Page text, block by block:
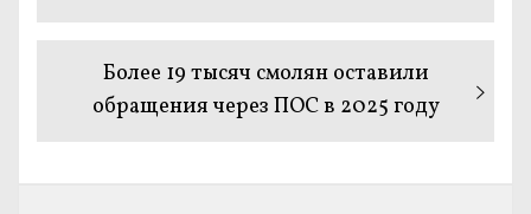
Следующая
запись:
Более 19 тысяч смолян оставили
обращения через ПОС в 2025 году